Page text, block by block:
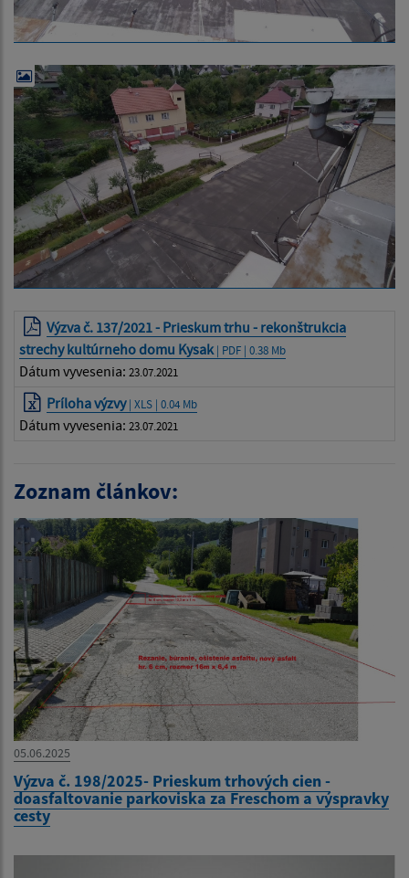
Výzva č. 137/2021 - Prieskum trhu - rekonštrukcia
strechy kultúrneho domu Kysak | PDF | 0.38 Mb
Dátum vyvesenia: 23.07.2021
Príloha výzvy| XLS | 0.04 Mb
Dátum vyvesenia: 23.07.2021
Zoznam článkov:
05.06.2025
Výzva č. 198/2025- Prieskum trhových cien -
doasfaltovanie parkoviska za Freschom a výspravky
cesty